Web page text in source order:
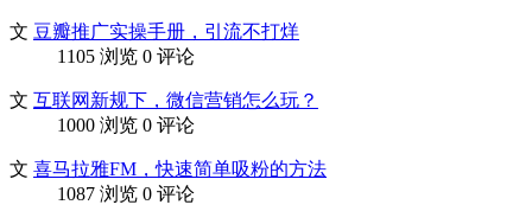
文 豆瓣推广实操手册，引流不打烊
1105 浏览 0 评论
文 互联网新规下，微信营销怎么玩？
1000 浏览 0 评论
文 喜马拉雅FM，快速简单吸粉的方法
1087 浏览 0 评论